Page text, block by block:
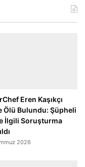
Eren Kaşıkçı
Ölü Bulundu: Şüpheli
İlgili Soruşturma
2026